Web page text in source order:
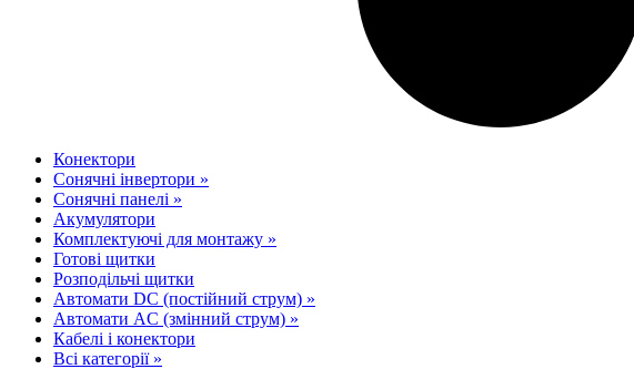
Конектори
Сонячні інвертори »
Сонячні панелі »
Акумулятори
Комплектуючі для монтажу »
Готові щитки
Розподільчі щитки
Автомати DC (постійний струм) »
Автомати AC (змінний струм) »
Кабелі і конектори
Всі категорії»